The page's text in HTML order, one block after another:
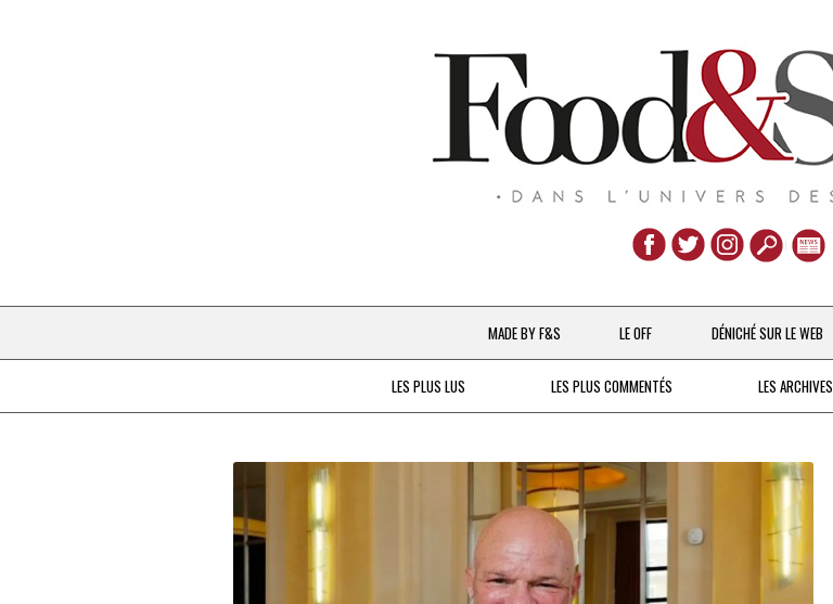
Aller
au
contenu
MADE BY F&S
CHEFS & ACTUALITÉS
À LA PETITE CUILLÈRE
DESTIN DE FEMME
V…DE VOYAGE
LE OFF DÉNICHÉ SUR LE WEB
LES PLUS LUS LES PLUS COMMENTÉS LES ARCHIVES